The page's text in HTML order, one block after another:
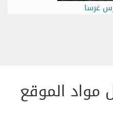
غرسا
مواد الموقع